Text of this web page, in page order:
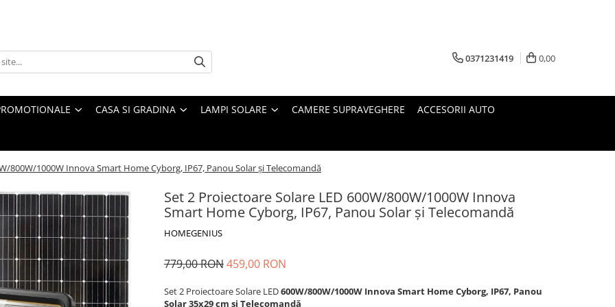
0371231419 0,00
CASA SI GRADINA LAMPI SOLARE CAMERE SUPRAVEGHERE ACCESORII AUTO
800W/1000W Innova Smart Home Cyborg, IP67, Panou Solar și Telecomandă
Set 2 Proiectoare Solare LED 600W/800W/1000W Innova
Smart Home Cyborg, IP67, Panou Solar și Telecomandă
HOMEGENIUS
779,00 RON459,00 RON
Set 2 Proiectoare Solare LED600W/800W/1000W Innova Smart Home Cyborg, IP67, Panou
Solar 35x29 cm și Telecomandă